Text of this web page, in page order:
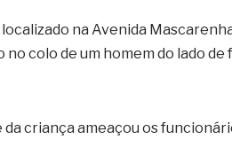
na Avenida
colo de um homem do lado de
criança ameaçou os